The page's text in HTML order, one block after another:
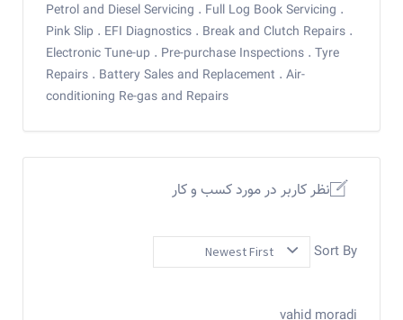
Petrol and Diesel Servicing . Full Log Book Servicing .
Pink Slip . EFI Diagnostics . Break and Clutch Repairs .
Electronic Tune-up . Pre-purchase Inspections . Tyre
Repairs . Battery Sales and Replacement . Air-
conditioning Re-gas and Repairs
نظر کاربر در مورد کسب و کار
Sort By